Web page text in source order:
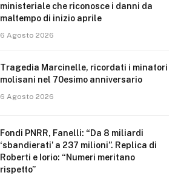
ministeriale che riconosce i danni da
maltempo di inizio aprile
6 Agosto 2026
Tragedia Marcinelle, ricordati i minatori
molisani nel 70esimo anniversario
6 Agosto 2026
Fondi PNRR, Fanelli: “Da 8 miliardi
‘sbandierati’ a 237 milioni”. Replica di
Roberti e Iorio: “Numeri meritano
rispetto”